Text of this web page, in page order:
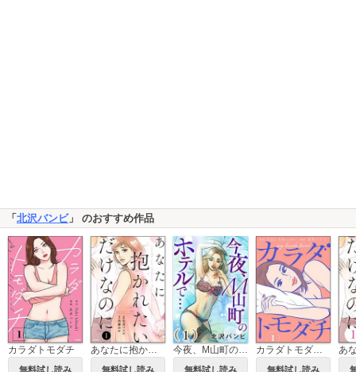
「 北沢バンビ」 のおすすめ作品
カラダトモダチ
無料試し読み
あなたに抱かれたいだけなのに
無料試し読み
今夜、M山町のホテルで…
無料試し読み
カラダトモダチ（分冊版）
無料試し読み